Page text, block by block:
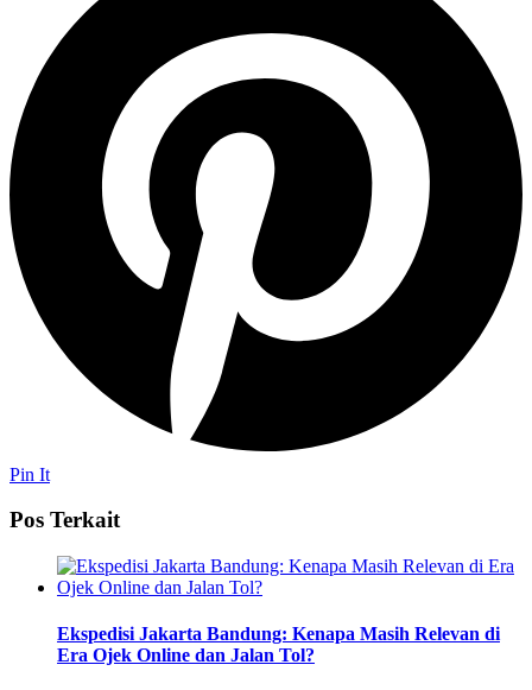
Pin It
Pos Terkait
Ekspedisi Jakarta Bandung: Kenapa Masih Relevan di
Era Ojek Online dan Jalan Tol?